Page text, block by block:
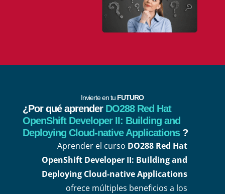
Invierte en tu FUTURO
¿Por qué aprender DO288 Red Hat
OpenShift Developer II: Building and
Deploying Cloud-native Applications ?
Aprender el curso DO288 Red Hat
OpenShift Developer II: Building and
Deploying Cloud-native Applications
ofrece múltiples beneficios a los